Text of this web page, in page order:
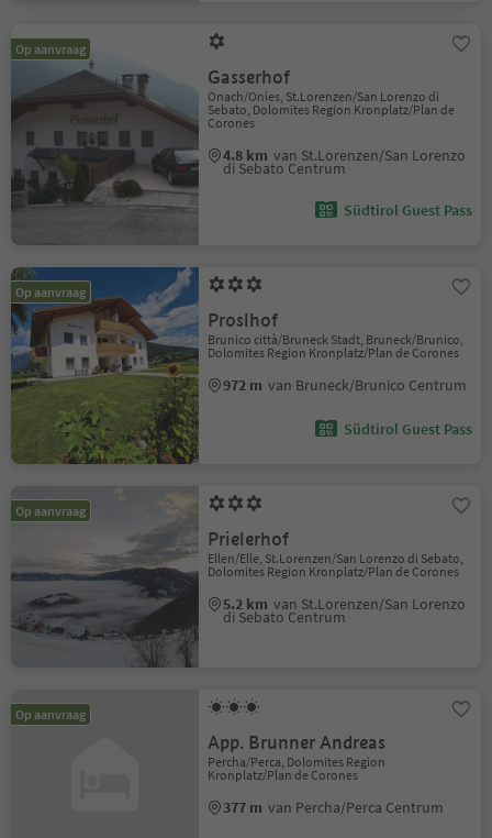
Op aanvraag
Gasserhof
Onach/Onies, St.Lorenzen/San Lorenzo di
Sebato, Dolomites Region Kronplatz/Plan de
Corones
4.8 km van St.Lorenzen/San Lorenzo
di Sebato Centrum
Südtirol Guest Pass
Op aanvraag
Proslhof
Brunico città/Bruneck Stadt, Bruneck/Brunico,
Dolomites Region Kronplatz/Plan de Corones
972 m van Bruneck/Brunico Centrum
Südtirol Guest Pass
Op aanvraag
Prielerhof
Ellen/Elle, St.Lorenzen/San Lorenzo di Sebato,
Dolomites Region Kronplatz/Plan de Corones
5.2 km van St.Lorenzen/San Lorenzo
di Sebato Centrum
Op aanvraag
App. Brunner Andreas
Percha/Perca, Dolomites Region
Kronplatz/Plan de Corones
377 m van Percha/Perca Centrum